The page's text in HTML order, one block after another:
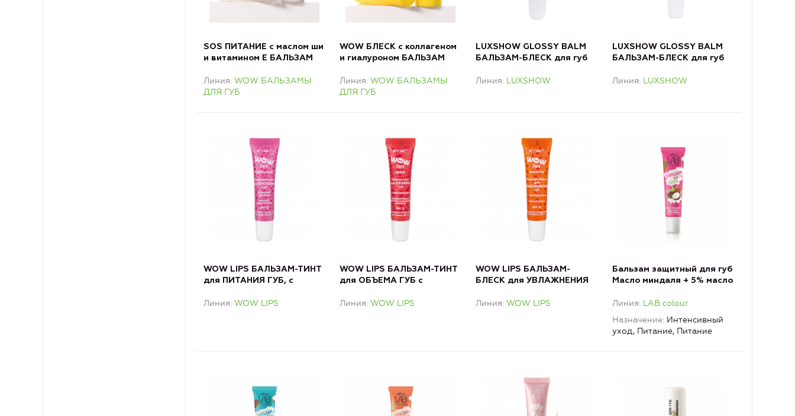
SOS ПИТАНИЕ с маслом ши
и витамином Е БАЛЬЗАМ
Линия WOW БАЛЬЗАМЫ
ДЛЯ ГУБ
WOW БЛЕСК с коллагеном
и гиалуроном БАЛЬЗАМ
Линия WOW БАЛЬЗАМЫ
ДЛЯ ГУБ
LUXSHOW GLOSSY BALM
БАЛЬЗАМ-БЛЕСК для губ
Нежно-розовый
Линия LUXSHOW
LUXSHOW GLOSSY BALM
БАЛЬЗАМ-БЛЕСК для губ
VOLUME
Линия LUXSHOW
WOW LIPS БАЛЬЗАМ-ТИНТ
для ПИТАНИЯ ГУБ, с
Линия WOW LIPS
WOW LIPS БАЛЬЗАМ-ТИНТ
для ОБЪЕМА ГУБ с
Линия WOW LIPS
WOW LIPS БАЛЬЗАМ-
БЛЕСК для УВЛАЖНЕНИЯ
Линия WOW LIPS
Бальзам защитный для губ
Масло миндаля + 5% масло
Линия LAB colour
Назначение Интенсивный
уход, Питание, Питание